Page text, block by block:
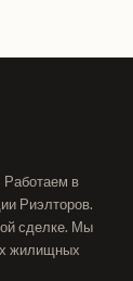
в
Риэлторов.
сделке. Мы
жилищных